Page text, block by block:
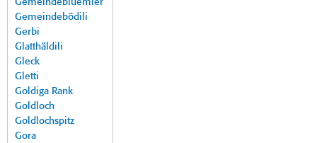
Gemeindeblüemler
Gemeindebödili
Gerbi
Glatthäldili
Gleck
Gletti
Goldiga Rank
Goldloch
Goldlochspitz
Gora